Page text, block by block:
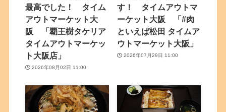
最高でした！ タイム
アウトマーケット大
阪 「覇王樹タケリア
タイムアウトマーケッ
ト大阪店」
2026年08月02日 11:00
す！ タイムアウトマ
ーケット大阪 「#肉
といえば松田 タイムア
ウトマーケット大阪」
2026年07月29日 11:00